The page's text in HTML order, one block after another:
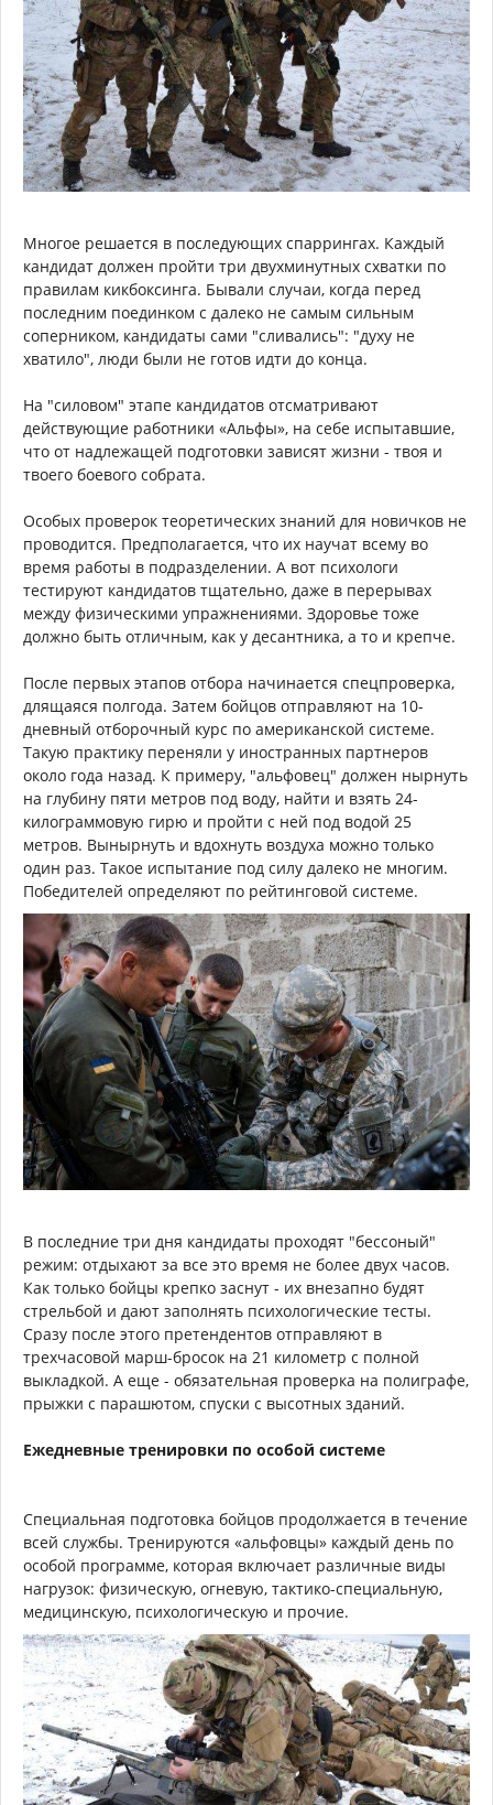
Многое решается в последующих спаррингах. Каждый
кандидат должен пройти три двухминутных схватки по
правилам кикбоксинга. Бывали случаи, когда перед
последним поединком с далеко не самым сильным
соперником, кандидаты сами "сливались": "духу не
хватило", люди были не готов идти до конца.
На "силовом" этапе кандидатов отсматривают
действующие работники «Альфы», на себе испытавшие,
что от надлежащей подготовки зависят жизни - твоя и
твоего боевого собрата.
Особых проверок теоретических знаний для новичков не
проводится. Предполагается, что их научат всему во
время работы в подразделении. А вот психологи
тестируют кандидатов тщательно, даже в перерывах
между физическими упражнениями. Здоровье тоже
должно быть отличным, как у десантника, а то и крепче.
После первых этапов отбора начинается спецпроверка,
длящаяся полгода. Затем бойцов отправляют на 10-
дневный отборочный курс по американской системе.
Такую практику переняли у иностранных партнеров
около года назад. К примеру, "альфовец" должен нырнуть
на глубину пяти метров под воду, найти и взять 24-
килограммовую гирю и пройти с ней под водой 25
метров. Вынырнуть и вдохнуть воздуха можно только
один раз. Такое испытание под силу далеко не многим.
Победителей определяют по рейтинговой системе.
В последние три дня кандидаты проходят "бессоный"
режим: отдыхают за все это время не более двух часов.
Как только бойцы крепко заснут - их внезапно будят
стрельбой и дают заполнять психологические тесты.
Сразу после этого претендентов отправляют в
трехчасовой марш-бросок на 21 километр с полной
выкладкой. А еще - обязательная проверка на полиграфе,
прыжки с парашютом, спуски с высотных зданий.
Ежедневные тренировки по особой системе
Специальная подготовка бойцов продолжается в течение
всей службы. Тренируются «альфовцы» каждый день по
особой программе, которая включает различные виды
нагрузок: физическую, огневую, тактико-специальную,
медицинскую, психологическую и прочие.